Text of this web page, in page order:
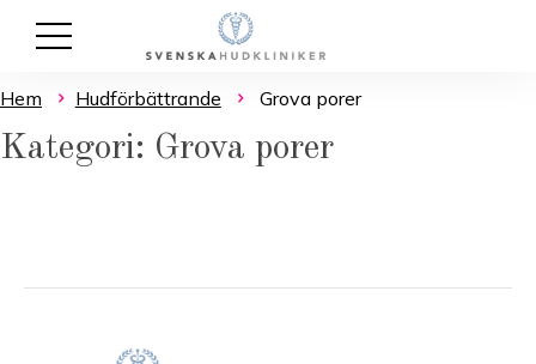
Hem Hudförbättrande Grova porer
Kategori: Grova porer